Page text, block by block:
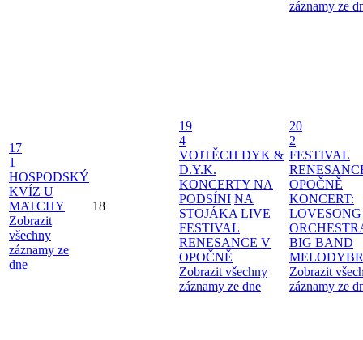
záznamy ze
17
1
HOSPODSKÝ
KVÍZ U
MATCHY
Zobrazit
všechny
záznamy ze
dne
18
19
4
VOJTĚCH DYK &
D.Y.K.
KONCERTY NA
PODSÍNI NA
STOJÁKA LIVE
FESTIVAL
RENESANCE V
OPOČNĚ
Zobrazit všechny
záznamy ze dne
20
2
FESTIVAL
OPOČNĚ
KONCERT:
LOVESONG
BIG BAND
Zobrazit
záznamy ze